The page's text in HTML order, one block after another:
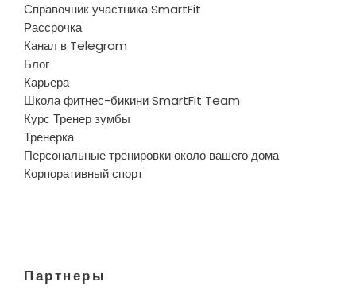
Справочник участника SmartFit
Рассрочка
Канал в Telegram
Блог
Карьера
Школа фитнес-бикини SmartFit Team
Курс Тренер зумбы
Тренерка
Персональные тренировки около вашего дома
Корпоративный спорт
Партнеры